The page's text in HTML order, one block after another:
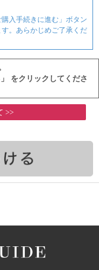
入手続きに進む」ボタン
。あらかじめご了承くだ
をクリックしてくださ
>>